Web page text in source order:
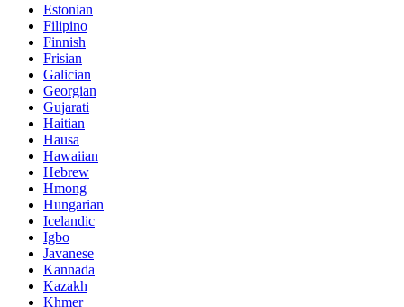
Estonian
Filipino
Finnish
Frisian
Galician
Georgian
Gujarati
Haitian
Hausa
Hawaiian
Hebrew
Hmong
Hungarian
Icelandic
Igbo
Javanese
Kannada
Kazakh
Khmer